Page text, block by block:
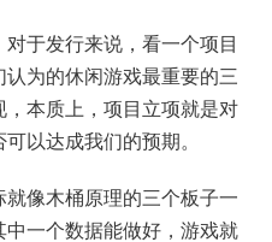
于发行来说，看一个项目
为的休闲游戏最重要的三
本质上，项目立项就是对
以达成我们的预期。
像木桶原理的三个板子一
一个数据能做好，游戏就